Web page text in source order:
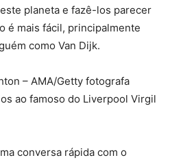
planeta e fazê-los parecer
é mais fácil, principalmente
como Van Dijk.
– AMA/Getty fotografa
ao famoso do Liverpool Virgil
conversa rápida com o